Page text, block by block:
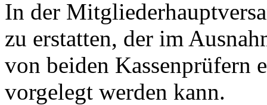
In der
zu erstatten, der im
von beiden Kassenprüfern
vorgelegt werden kann.